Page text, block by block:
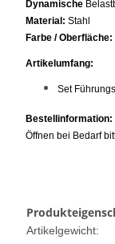
Dynamische
Material: Stahl
Farbe / Oberfläche:
Artikelumfang:
Set
Bestellinformation:
Öffnen bei Bedarf
Artikelgewicht: